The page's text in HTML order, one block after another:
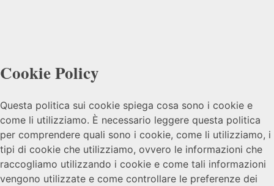
Cookie Policy
Questa politica sui cookie spiega cosa sono i cookie e
come li utilizziamo. È necessario leggere questa politica
per comprendere quali sono i cookie, come li utilizziamo, i
tipi di cookie che utilizziamo, ovvero le informazioni che
raccogliamo utilizzando i cookie e come tali informazioni
vengono utilizzate e come controllare le preferenze dei